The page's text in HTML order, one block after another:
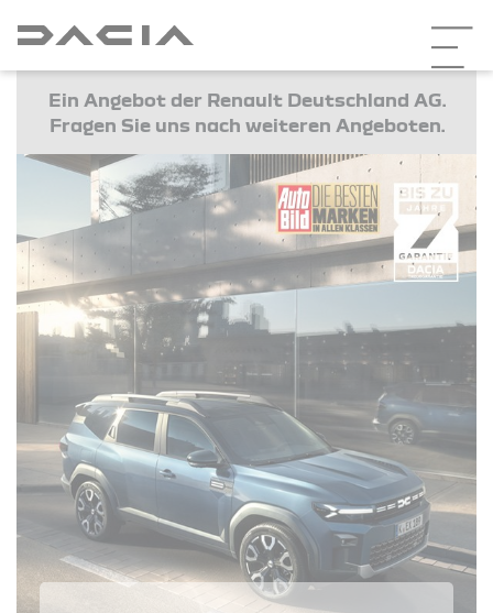
Ein Angebot der Renault Deutschland AG.
Fragen Sie uns nach weiteren Angeboten.